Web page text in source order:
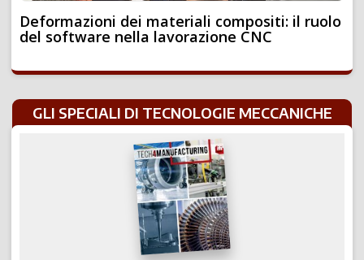
Deformazioni dei materiali compositi: il ruolo
del software nella lavorazione CNC
GLI SPECIALI DI TECNOLOGIE MECCANICHE